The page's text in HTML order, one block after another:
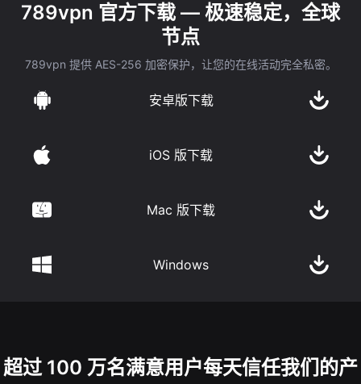
789vpn 官方下载 — 极速稳定，全球
节点
789vpn 提供 AES-256 加密保护，让您的在线活动完全私密。
安卓版下载
iOS 版下载
Mac 版下载
Windows
超过 100 万名满意用户每天信任我们的产